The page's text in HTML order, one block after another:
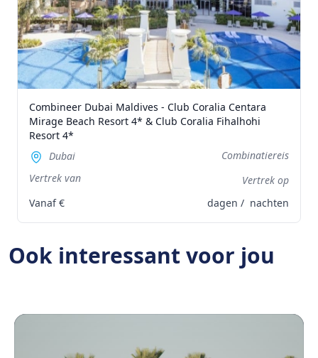
Combineer Dubai Maldives - Club Coralia Centara
Mirage Beach Resort 4* & Club Coralia Fihalhohi
Resort 4*
Dubai
Combinatiereis
Vertrek van
Vertrek op
Vanaf€ dagen / nachten
Ook interessant voor jou